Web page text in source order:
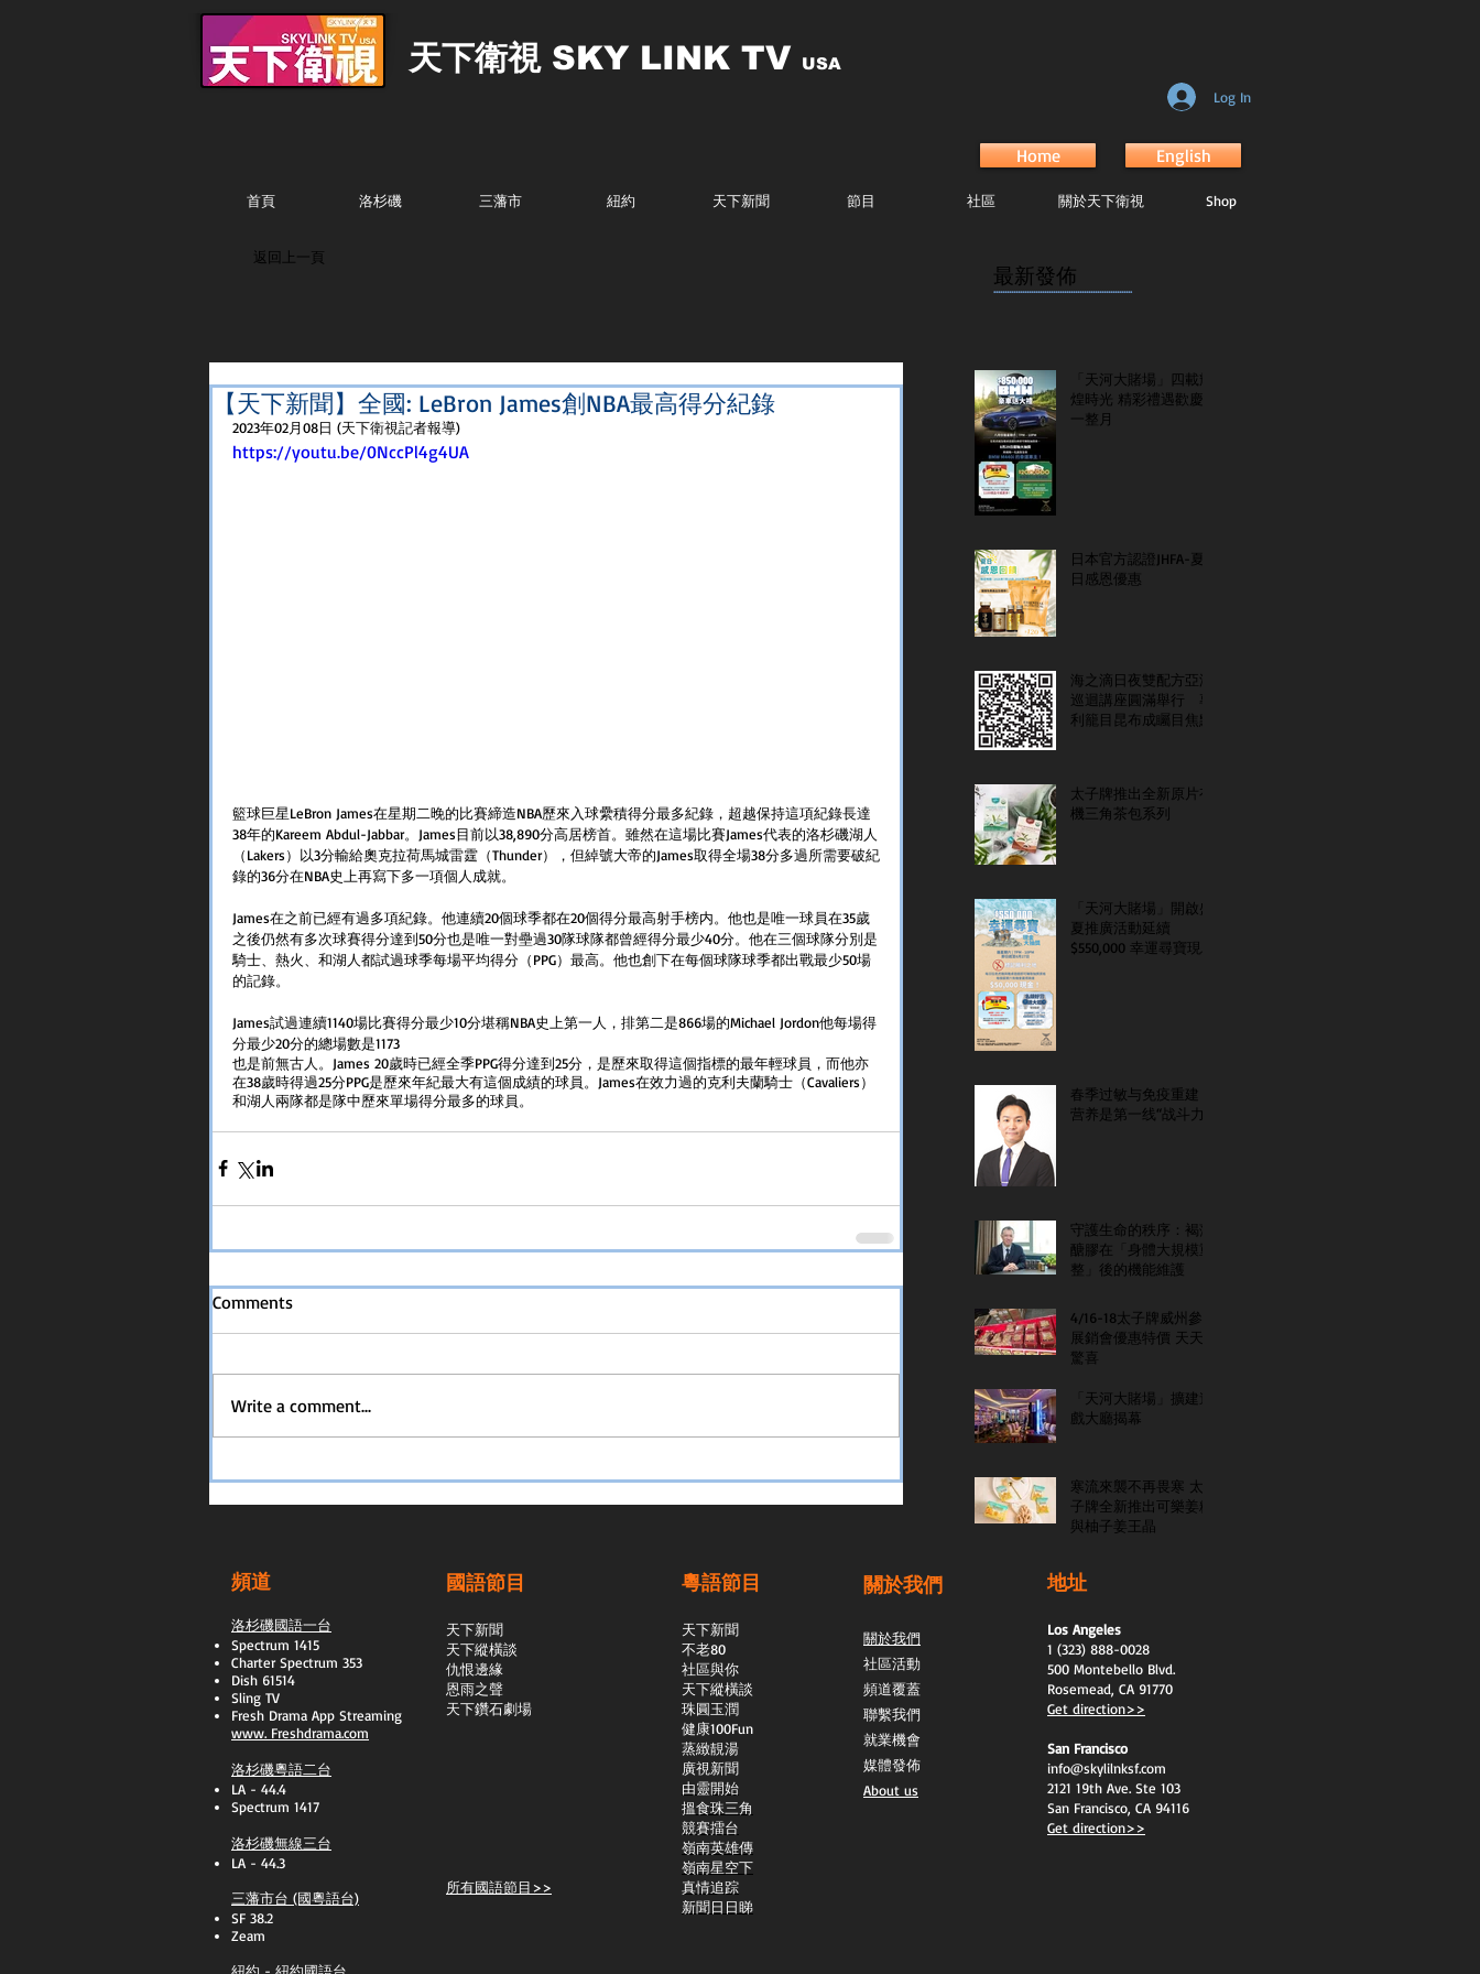
天下衛視SKY LINK TV USA
Log In
Home English
首頁 洛杉磯 三藩市 紐約 天下新聞 節目 社區 關於天下衛視 Shop
返回上一頁
【天下新聞】全國: LeBron James創NBA最高得分紀錄
2023年02月08日 (天下衛視記者報導)
https://youtu.be/0NccPl4g4UA
籃球巨星LeBron James在星期二晚的比賽締造NBA歷來入球纍積得分最多紀錄，超越保持這項紀錄長達
38年的Kareem Abdul-Jabbar。James目前以38,890分高居榜首。雖然在這場比賽James代表的洛杉磯湖人
（Lakers）以3分輸給奧克拉荷馬城雷霆（Thunder），但綽號大帝的James取得全場38分多過所需要破紀
錄的36分在NBA史上再寫下多一項個人成就。
James在之前已經有過多項紀錄。他連續20個球季都在20個得分最高射手榜内。他也是唯一球員在35歲
之後仍然有多次球賽得分達到50分也是唯一對壘過30隊球隊都曾經得分最少40分。他在三個球隊分別是
騎士、熱火、和湖人都試過球季每場平均得分（PPG）最高。他也創下在每個球隊球季都出戰最少50場
的記錄。
James試過連續1140場比賽得分最少10分堪稱NBA史上第一人，排第二是866場的Michael Jordon他每場得
分最少20分的總場數是1173
也是前無古人。James 20歲時已經全季PPG得分達到25分，是歷來取得這個指標的最年輕球員，而他亦
在38歲時得過25分PPG是歷來年紀最大有這個成績的球員。James在效力過的克利夫蘭騎士（Cavaliers）
和湖人兩隊都是隊中歷來單場得分最多的球員。
Comments
Write a comment...
最新發佈
...............................................................
「天河大賭場」四載輝
煌時光 精彩禮遇歡慶
一整月
日本官方認證JHFA-夏
日感恩優惠
海之滴日夜雙配方亞洲
巡迴講座圓滿舉行 專
利籠目昆布成矚目焦點
太子牌推出全新原片有
機三角茶包系列
「天河大賭場」開啟盛
夏推廣活動延續
$550,000 幸運尋寶現金
春季过敏与免疫重建：
营养是第一线“战斗力”
守護生命的秩序：褐藻
醣膠在「身體大規模重
整」後的機能維護
4/16-18太子牌威州參
展銷會優惠特價 天天
驚喜
「天河大賭場」擴建遊
戲大廳揭幕
寒流來襲不再畏寒 太
子牌全新推出可樂姜糖
與柚子姜王晶
頻道
洛杉磯國語一台
Spectrum 1415
Charter Spectrum 353
Dish 61514
Sling TV
​Fresh Drama App Streaming
www. Freshdrama.com
洛杉磯粵語二台
LA - 44.4
Spectrum 1417
洛杉磯無線三台
LA - 44.3
三藩市台 (國粵語台)
SF 38.2
Zeam
國語節目
天下新聞
天下縱橫談
​仇恨邊緣
恩雨之聲
天下鑽石劇場
所有國語節目>>
粵語節目
天下新聞
不老80
社區與你
天下縱橫談
​珠圓玉潤
​健康100Fun
蒸緻靚湯
​廣視新聞
由靈開始
搵食珠三角
競賽擂台
嶺南英雄傳
嶺南星空下
真情追踪
新聞日日睇
關於我們
關於我們
社區活動
頻道覆蓋
聯繫我們
就業機會
媒體發佈
About us
地址
Los Angeles
1 (323) 888-0028
500 Montebello Blvd.
Rosemead, CA 91770
Get direction>>
San Francisco
info@skylilnksf.com
2121 19th Ave. Ste 103
San Francisco, CA 94116
Get direction>>